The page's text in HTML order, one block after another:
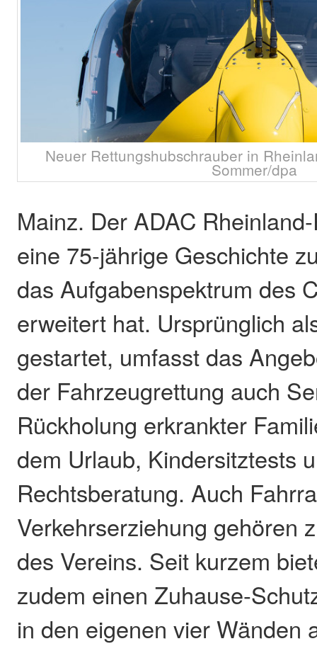
Neuer Rettungshubschrauber in
Sommer/dpa
Mainz. Der ADAC
eine 75-jährige Geschichte
das Aufgabenspektrum des
erweitert hat. Ursprünglich
gestartet, umfasst das
der Fahrzeugrettung auch
Rückholung erkrankter
dem Urlaub, Kindersitztests
Rechtsberatung. Auch
Verkehrserziehung gehören
des Vereins. Seit kurzem
zudem einen Zuhause-
in den eigenen vier Wänden